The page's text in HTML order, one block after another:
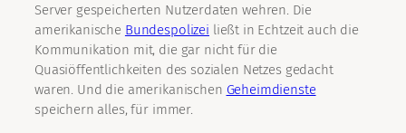
Server gespeicherten Nutzerdaten wehren. Die
amerikanische Bundespolizei ließt in Echtzeit auch die
Kommunikation mit, die gar nicht für die
Quasiöffentlichkeiten des sozialen Netzes gedacht
waren. Und die amerikanischen Geheimdienste
speichern alles, für immer.